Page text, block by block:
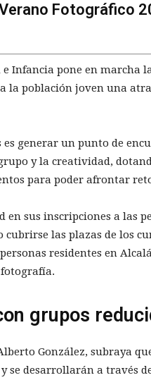
Fotográfico
Infancia pone en marcha
la población joven una
es generar un punto de
y la creatividad,
para poder afrontar
sus inscripciones a las
cubrirse las plazas de los
residentes en
grupos
González, subraya
se desarrollarán a través